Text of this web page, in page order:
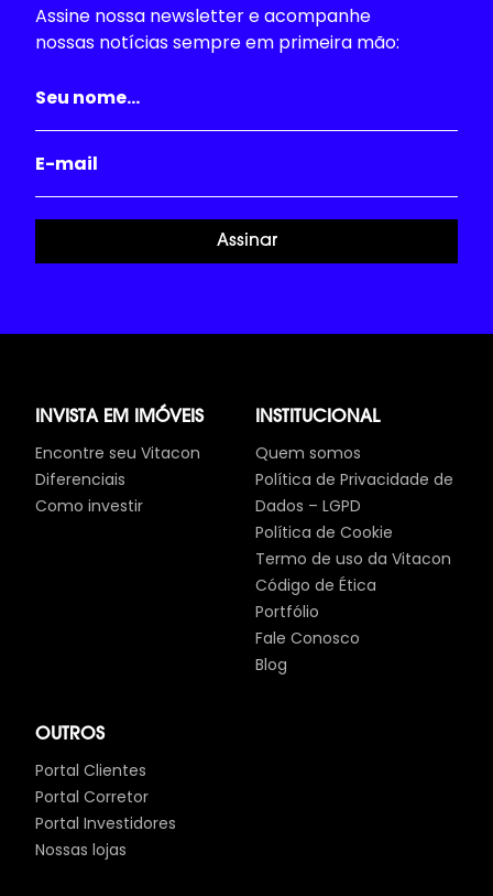
Assine nossa newsletter e acompanhe
nossas notícias sempre em primeira mão:
Assinar
INVISTA EM IMÓVEIS
Encontre seu Vitacon
Diferenciais
Como investir
INSTITUCIONAL
Quem somos
Política de Privacidade de
Dados – LGPD
Política de Cookie
Termo de uso da Vitacon
Código de Ética
Portfólio
Fale Conosco
Blog
OUTROS
Portal Clientes
Portal Corretor
Portal Investidores
Nossas lojas